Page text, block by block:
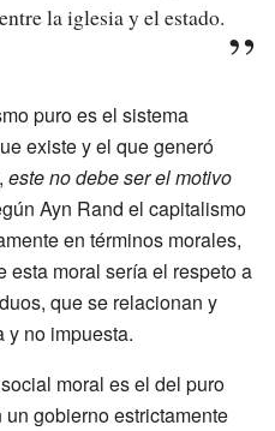
la iglesia y el estado.
puro es el sistema
existe y el que generó
este no debe ser el motivo
Ayn Rand el capitalismo
en términos morales,
esta moral sería el respeto a
que se relacionan y
y no impuesta.
moral es el del puro
un gobierno estrictamente